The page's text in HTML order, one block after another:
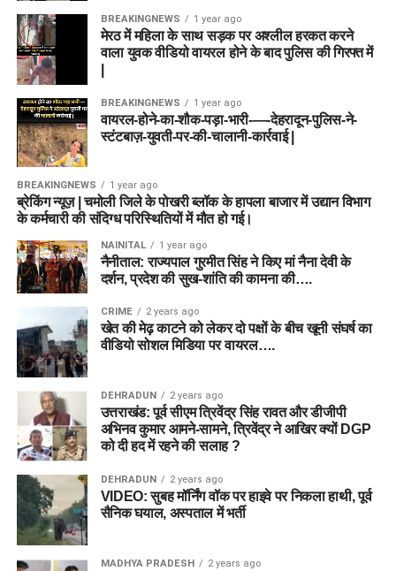
BREAKINGNEWS 1 year ago
मेरठ में महिला के साथ सड़क पर अश्लील हरकत करने
वाला युवक वीडियो वायरल होने के बाद पुलिस की गिरफ्त में
BREAKINGNEWS 1 year ago
वायरल-होने-का-शौक-पड़ा-भारी-—-देहरादून-पुलिस-ने-
स्टंटबाज़-युवती-पर-की-चालानी-कार्रवाई |
BREAKINGNEWS 1 year ago
ब्रेकिंग न्यूज़ | चमोली जिले के पोखरी ब्लॉक के हापला बाजार में उद्यान विभाग
के कर्मचारी की संदिग्ध परिस्थितियों में मौत हो गई।
NAINITAL 1 year ago
नैनीताल: राज्यपाल गुरमीत सिंह ने किए मां नैना देवी के
दर्शन, प्रदेश की सुख-शांति की कामना की….
CRIME 2 years ago
खेत की मेढ़ काटने को लेकर दो पक्षों के बीच खूनी संघर्ष का
वीडियो सोशल मिडिया पर वायरल….
DEHRADUN 2 years ago
उत्तराखंड: पूर्व सीएम त्रिवेंद्र सिंह रावत और डीजीपी
अभिनव कुमार आमने-सामने, त्रिवेंद्र ने आखिर क्यों DGP
को दी हद में रहने की सलाह ?
DEHRADUN 2 years ago
VIDEO: सुबह मॉर्निंग वॉक पर हाइवे पर निकला हाथी, पूर्व
सैनिक घयाल, अस्पताल में भर्ती
MADHYA PRADESH 2 years ago